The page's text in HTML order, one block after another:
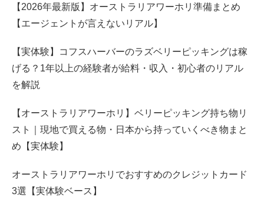
【2026年最新版】オーストラリアワーホリ準備まとめ
【エージェントが言えないリアル】
【実体験】コフスハーバーのラズベリーピッキングは稼
げる？1年以上の経験者が給料・収入・初心者のリアル
を解説
【オーストラリアワーホリ】ベリーピッキング持ち物リ
スト｜現地で買える物・日本から持っていくべき物まと
め【実体験】
オーストラリアワーホリでおすすめのクレジットカード
3選【実体験ベース】